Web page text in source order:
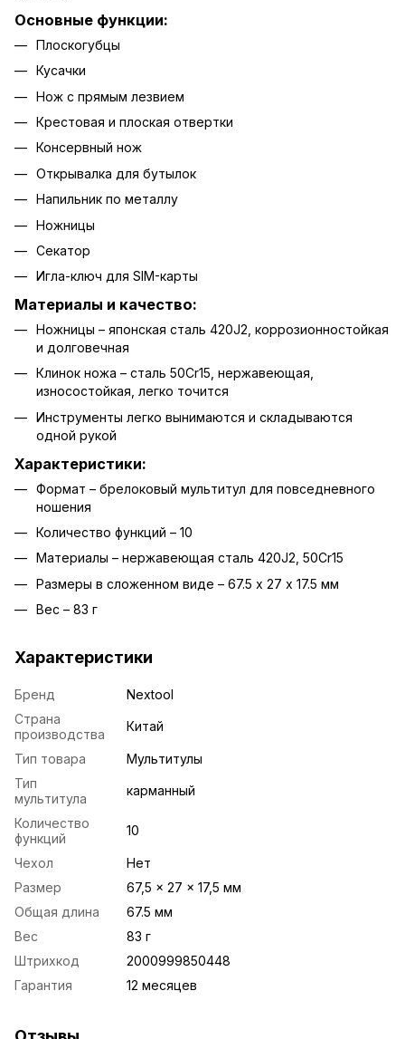
Основные функции:
Плоскогубцы
Кусачки
Нож с прямым лезвием
Крестовая и плоская отвертки
Консервный нож
Открывалка для бутылок
Напильник по металлу
Ножницы
Секатор
Игла-ключ для SIM-карты
Материалы и качество:
Ножницы – японская сталь 420J2, коррозионностойкая
и долговечная
Клинок ножа – сталь 50Cr15, нержавеющая,
износостойкая, легко точится
Инструменты легко вынимаются и складываются
одной рукой
Характеристики:
Формат – брелоковый мультитул для повседневного
ношения
Количество функций – 10
Материалы – нержавеющая сталь 420J2, 50Cr15
Размеры в сложенном виде – 67.5 х 27 х 17.5 мм
Вес – 83 г
Характеристики
Бренд
Nextool
Страна
производства
Китай
Тип товара
Мультитулы
Тип
мультитула
карманный
Количество
функций
10
Чехол
Нет
Размер
67,5 × 27 × 17,5 мм
Общая длина
67.5 мм
Вес
83 г
Штрихкод
2000999850448
Гарантия
12 месяцев